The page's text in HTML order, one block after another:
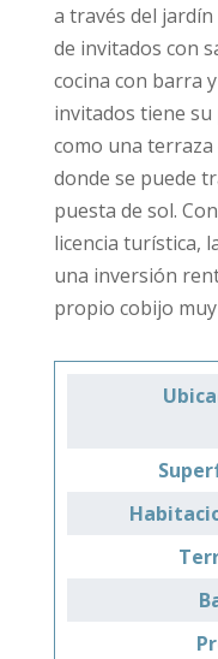
a través del jardín
de invitados con
cocina con barra
invitados tiene
como una terraza
donde se puede
puesta de sol.
licencia turística,
una inversión
propio cobijo muy